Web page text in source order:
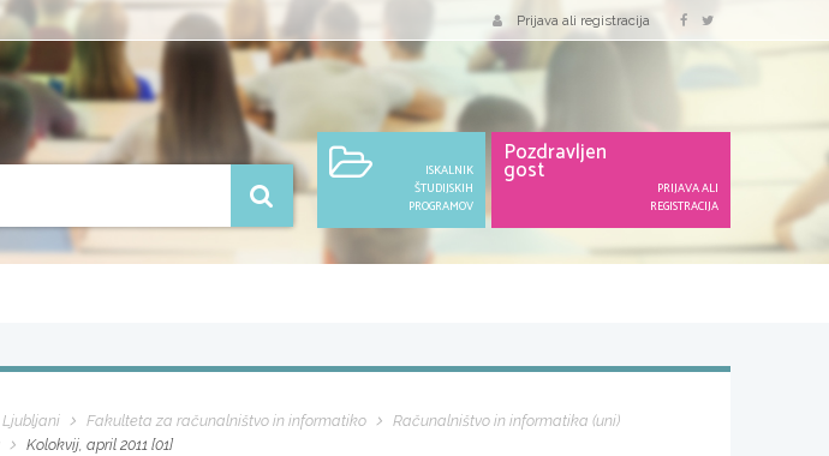
Prijava ali registracija
ISKALNIK
ŠTUDIJSKIH
PROGRAMOV
Pozdravljen
gost
PRIJAVA ALI
REGISTRACIJA
Ljubljani Fakulteta za računalništvo in informatiko
Računalništvo in informatika (uni)
Kolokvij, april 2011 [01]